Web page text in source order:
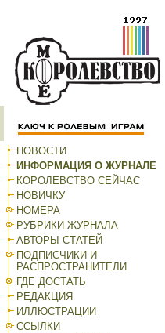
НОВОСТИ
ИНФОРМАЦИЯ О ЖУРНАЛЕ
КОРОЛЕВСТВО СЕЙЧАС
НОВИЧКУ
НОМЕРА
РУБРИКИ ЖУРНАЛА
АВТОРЫ СТАТЕЙ
ПОДПИСЧИКИ И
РАСПРОСТРАНИТЕЛИ
ГДЕ ДОСТАТЬ
РЕДАКЦИЯ
ИЛЛЮСТРАЦИИ
ССЫЛКИ